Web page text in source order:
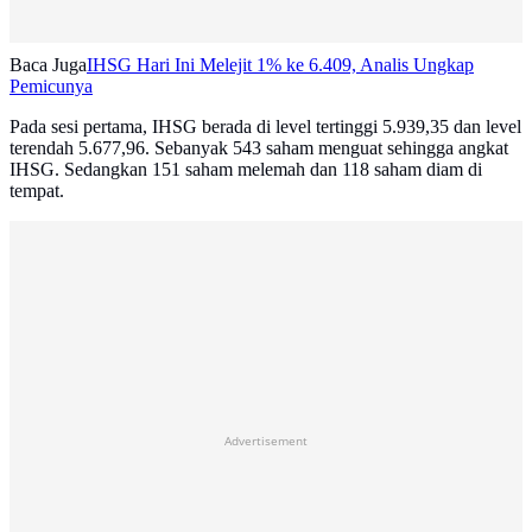
Baca JugaIHSG Hari Ini Melejit 1% ke 6.409, Analis Ungkap
Pemicunya
Pada sesi pertama, IHSG berada di level tertinggi 5.939,35 dan level
terendah 5.677,96. Sebanyak 543 saham menguat sehingga angkat
IHSG. Sedangkan 151 saham melemah dan 118 saham diam di
tempat.
Advertisement